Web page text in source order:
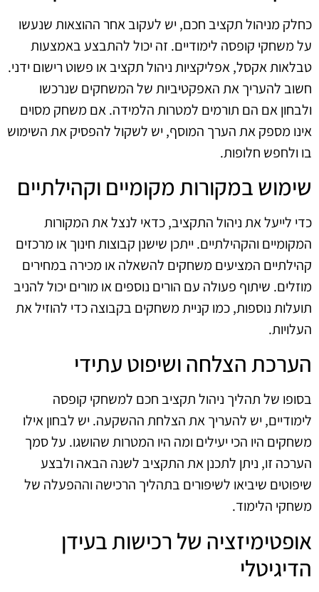
כחלק מניהול תקציב חכם, יש לעקוב אחר ההוצאות שנעשו
על משחקי קופסה לימודיים. זה יכול להתבצע באמצעות
טבלאות אקסל, אפליקציות ניהול תקציב או פשוט רישום ידני.
חשוב להעריך את האפקטיביות של המשחקים שנרכשו
ולבחון אם הם תורמים למטרות הלמידה. אם משחק מסוים
אינו מספק את הערך המוסף, יש לשקול להפסיק את השימוש
בו ולחפש חלופות.
שימוש במקורות מקומיים וקהילתיים
כדי לייעל את ניהול התקציב, כדאי לנצל את המקורות
המקומיים והקהילתיים. ייתכן שישנן קבוצות חינוך או מרכזים
קהילתיים המציעים משחקים להשאלה או מכירה במחירים
מוזלים. שיתוף פעולה עם הורים נוספים או מורים יכול להניב
תועלות נוספות, כמו קניית משחקים בקבוצה כדי להוזיל את
העלויות.
הערכת הצלחה ושיפוט עתידי
בסופו של תהליך ניהול תקציב חכם למשחקי קופסה
לימודיים, יש להעריך את הצלחת ההשקעה. יש לבחון אילו
משחקים היו הכי יעילים ומה היו המטרות שהושגו. על סמך
הערכה זו, ניתן לתכנן את התקציב לשנה הבאה ולבצע
שיפוטים שיביאו לשיפורים בתהליך הרכישה וההפעלה של
משחקי הלימוד.
אופטימיזציה של רכישות בעידן
הדיגיטלי